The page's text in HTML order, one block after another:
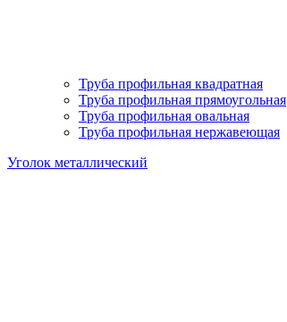
Труба профильная квадратная
Труба профильная прямоугольная
Труба профильная овальная
Труба профильная нержавеющая
Уголок металлический